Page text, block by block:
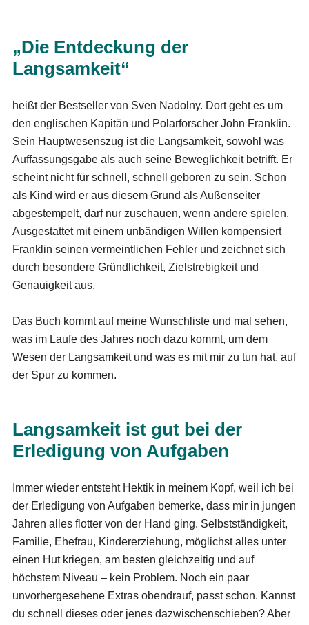
„Die Entdeckung der
Langsamkeit“
heißt der Bestseller von Sven Nadolny. Dort geht es um
den englischen Kapitän und Polarforscher John Franklin.
Sein Hauptwesenszug ist die Langsamkeit, sowohl was
Auffassungsgabe als auch seine Beweglichkeit betrifft. Er
scheint nicht für schnell, schnell geboren zu sein. Schon
als Kind wird er aus diesem Grund als Außenseiter
abgestempelt, darf nur zuschauen, wenn andere spielen.
Ausgestattet mit einem unbändigen Willen kompensiert
Franklin seinen vermeintlichen Fehler und zeichnet sich
durch besondere Gründlichkeit, Zielstrebigkeit und
Genauigkeit aus.
Das Buch kommt auf meine Wunschliste und mal sehen,
was im Laufe des Jahres noch dazu kommt, um dem
Wesen der Langsamkeit und was es mit mir zu tun hat, auf
der Spur zu kommen.
Langsamkeit ist gut bei der
Erledigung von Aufgaben
Immer wieder entsteht Hektik in meinem Kopf, weil ich bei
der Erledigung von Aufgaben bemerke, dass mir in jungen
Jahren alles flotter von der Hand ging. Selbstständigkeit,
Familie, Ehefrau, Kindererziehung, möglichst alles unter
einen Hut kriegen, am besten gleichzeitig und auf
höchstem Niveau – kein Problem. Noch ein paar
unvorhergesehene Extras obendrauf, passt schon. Kannst
du schnell dieses oder jenes dazwischenschieben? Aber